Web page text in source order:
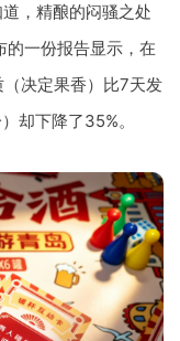
，精酿的闷骚之处
一份报告显示，在
决定果香）比7天发
却下降了35%。